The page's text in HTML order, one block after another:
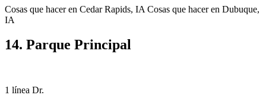
Cosas que hacer en Cedar Rapids, IA Cosas que hacer en Dubuque,
IA
14. Parque Principal
1 línea Dr.